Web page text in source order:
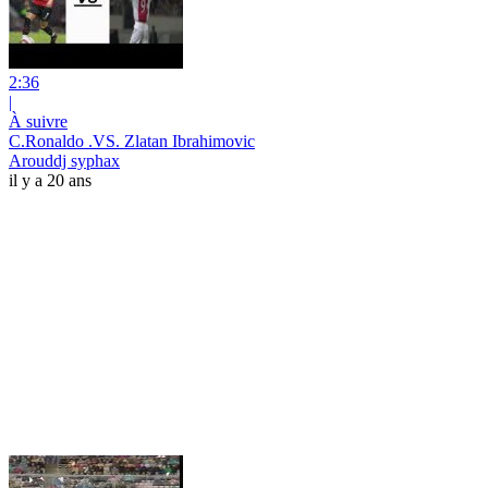
2:36
|
À suivre
C.Ronaldo .VS. Zlatan Ibrahimovic
Arouddj syphax
il y a 20 ans